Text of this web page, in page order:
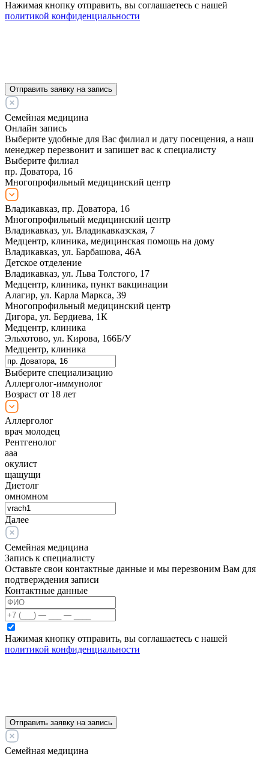
Нажимая кнопку отправить, вы соглашаетесь с нашей
политикой конфиденциальности
Отправить заявку на запись
Семейная медицина
Онлайн запись
Выберите удобные для Вас филиал и дату посещения, а наш
менеджер перезвонит и запишет вас к специалисту
Выберите филиал
пр. Доватора, 16
Многопрофильный медицинский центр
Владикавказ, пр. Доватора, 16
Многопрофильный медицинский центр
Владикавказ, ул. Владикавказская, 7
Медцентр, клиника, медицинская помощь на дому
Владикавказ, ул. Барбашова, 46А
Детское отделение
Владикавказ, ул. Льва Толстого, 17
Медцентр, клиника, пункт вакцинации
Алагир, ул. Карла Маркса, 39
Многопрофильный медицинский центр
Дигора, ул. Бердиева, 1К
Медцентр, клиника
Эльхотово, ул. Кирова, 166Б/У
Медцентр, клиника
Выберите специализацию
Аллерголог-иммунолог
Возраст от 18 лет
Аллерголог
врач молодец
Рентгенолог
ааа
окулист
щащущи
Диетолг
омномном
Далее
Семейная медицина
Запись к специалисту
Оставьте свои контактные данные и мы перезвоним Вам для
подтверждения записи
Контактные данные
Нажимая кнопку отправить, вы соглашаетесь с нашей
политикой конфиденциальности
Отправить заявку на запись
Семейная медицина